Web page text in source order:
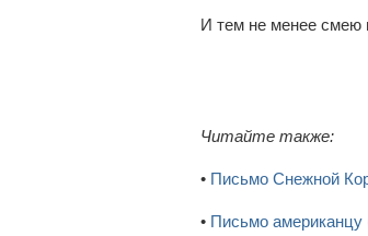
И тем не менее смею
Читайте также:
• Письмо Снежной
• Письмо